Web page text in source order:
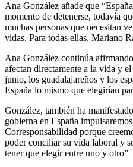
Ana González añade que
momento de detenerse, todavía
muchas personas que necesitan
vidas. Para todas ellas, Mariano
Ana González continúa
afectan directamente a la vida y
junio, los guadalajareños y los
España lo mismo que elegirían
González, también ha
gobierna en España
Corresponsabilidad porque
poder conciliar su vida laboral y
tener que elegir entre uno y otro”